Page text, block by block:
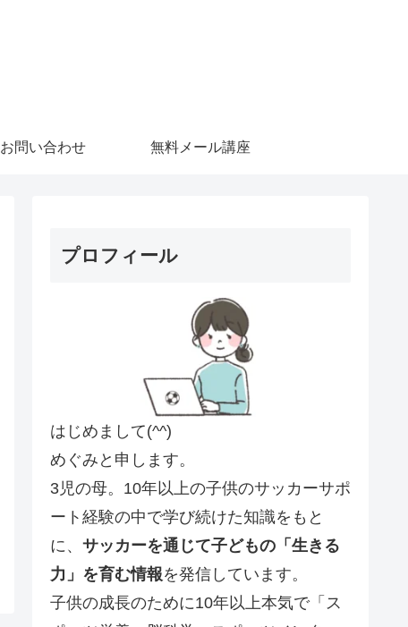
お問い合わせ 無料メール講座
プロフィール
はじめまして(^^)
めぐみと申します。
3児の母。10年以上の子供のサッカーサポ
ート経験の中で学び続けた知識をもと
に、 サッカーを通じて子どもの「生きる
力」を育む情報を発信しています。
子供の成長のために10年以上本気で「ス